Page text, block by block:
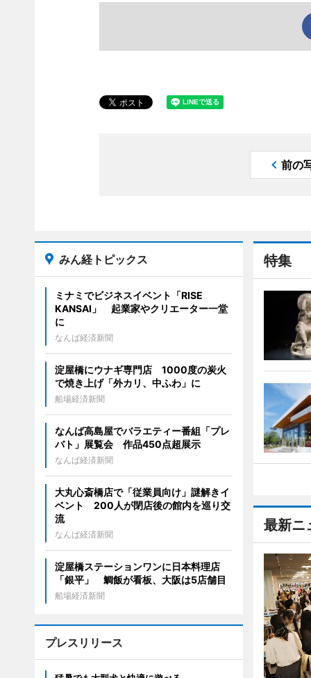
前の
特集
最新ニ
みん経トピックス
ミナミでビジネスイベント「RISE
KANSAI」 起業家やクリエーター一堂
に
なんば経済新聞
淀屋橋にウナギ専門店 1000度の炭火
で焼き上げ「外カリ、中ふわ」に
船場経済新聞
なんば高島屋でバラエティー番組「プレ
バト」展覧会 作品450点超展示
なんば経済新聞
大丸心斎橋店で「従業員向け」謎解きイ
ベント 200人が閉店後の館内を巡り交
流
なんば経済新聞
淀屋橋ステーションワンに日本料理店
「銀平」 鯛飯が看板、大阪は5店舗目
船場経済新聞
プレスリリース